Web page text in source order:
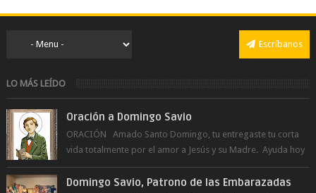
Escríbanos
LO MÁS LEÍDO
Oración a Domingo Savio
ORACIÓN Amado Santo Domingo, tu entregaste tu corta
vida totalmente por el amor a Jesús y su Madre. Ayuda hoy
a la juventud para ...
Domingo Savio, Patrono de las Embarazadas